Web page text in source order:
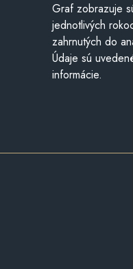
Graf zobrazuje
jednotlivých
zahrnutých do
Údaje sú
informácie.